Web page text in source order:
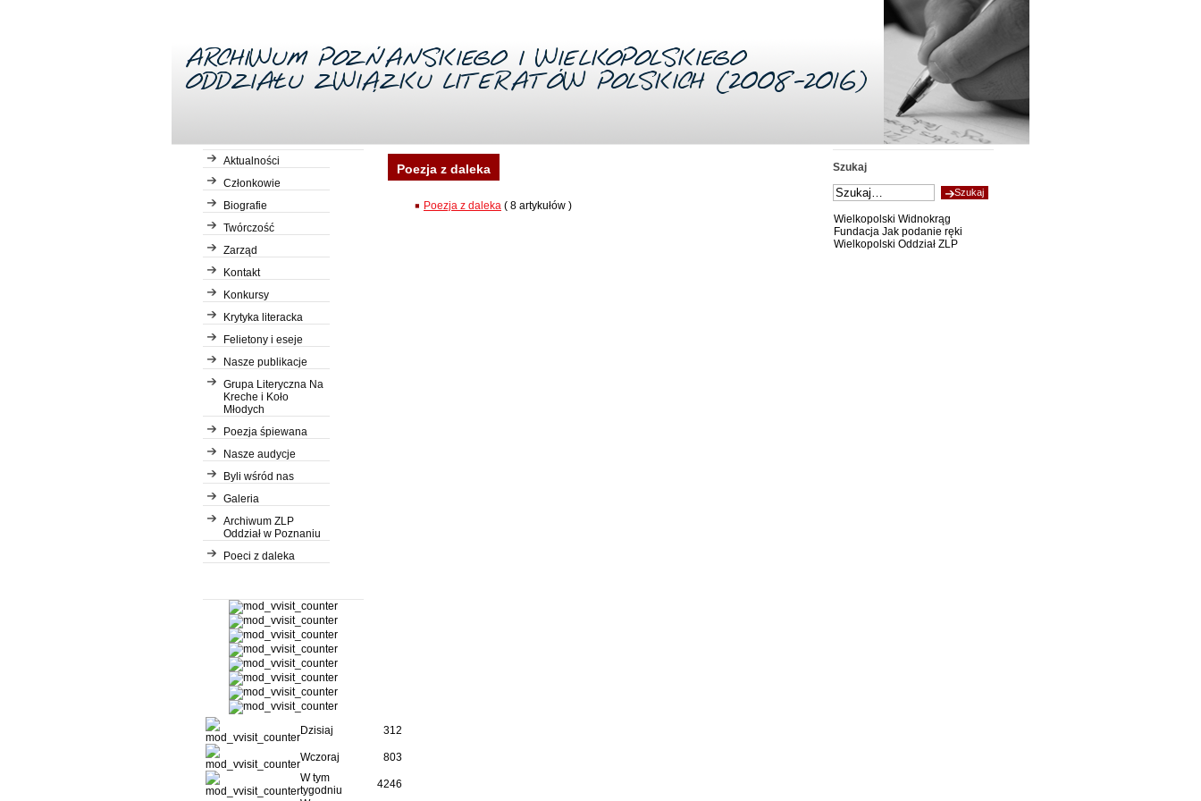
Aktualności
Członkowie
Biografie
Twórczość
Zarząd
Kontakt
Konkursy
Krytyka literacka
Felietony i eseje
Nasze publikacje
Grupa Literyczna Na
Kreche i Koło
Młodych
Poezja śpiewana
Nasze audycje
Byli wśród nas
Galeria
Archiwum ZLP
Oddział w Poznaniu
Poeci z daleka
Dzisiaj 312
Wczoraj
803
W tym
tygodniu
4246
Poezja z daleka
Poezja z daleka ( 8 artykułów )
Szukaj
Wielkopolski Widnokrąg
Fundacja Jak podanie ręki
Wielkopolski Oddział ZLP